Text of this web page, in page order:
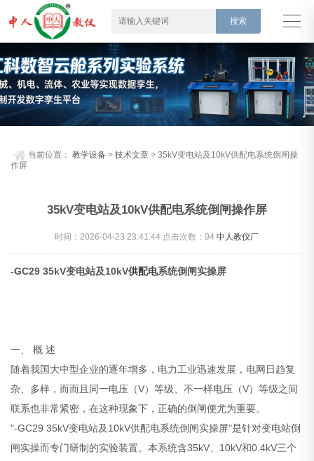
当前位置：教学设备 >技术文章 > 35kV变电站及10kV供配电系统倒闸操
作屏
35kV变电站及10kV供配电系统倒闸操作屏
时间：2026-04-23 23:41:44 点击次数：94中人教仪厂
-GC29 35kV变电站及10kV供配电系统倒闸实操屏
一、 概 述
随着我国大中型企业的逐年增多，电力工业迅速发展，电网日趋复
杂、多样，而而且同一电压（V）等级、不一样电压（V）等级之间
联系也非常紧密，在这种现象下，正确的倒闸便尤为重要。
"-GC29 35kV变电站及10kV供配电系统倒闸实操屏"是针对变电站倒
闸实操而专门研制的实验装置。本系统含35kV、10kV和0.4kV三个